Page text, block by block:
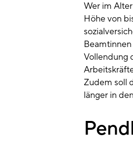
Wer im
Höhe von
Vollendung
Zudem soll
länger in